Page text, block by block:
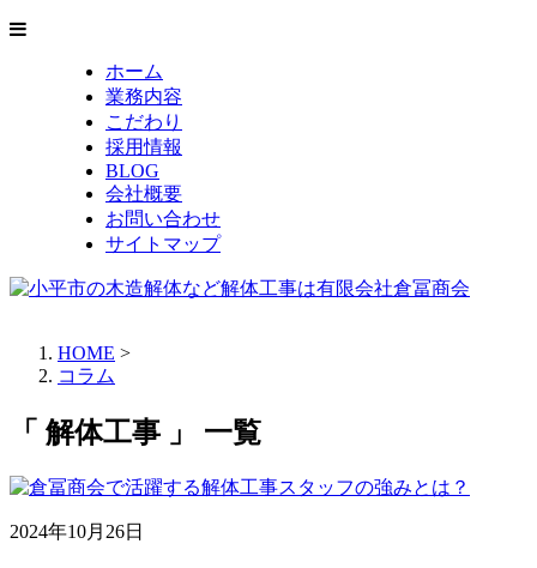
ホーム
業務内容
こだわり
採用情報
BLOG
会社概要
お問い合わせ
サイトマップ
HOME >
コラム
「 解体工事 」 一覧
2024年10月26日